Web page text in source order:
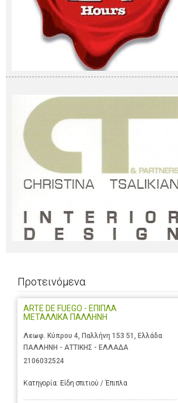
Προτεινόμενα
ARTE DE FUEGO - ΕΠΙΠΛΑ
ΜΕΤΑΛΛΙΚΑ ΠΑΛΛΗΝΗ
Λεωφ. Κύπρου 4, Παλλήνη 153 51, Ελλάδα
ΠΑΛΛΗΝΗ - ΑΤΤΙΚΗΣ - ΕΛΛΑΔΑ
2106032524
Κατηγορία: Είδη σπιτιού / Έπιπλα